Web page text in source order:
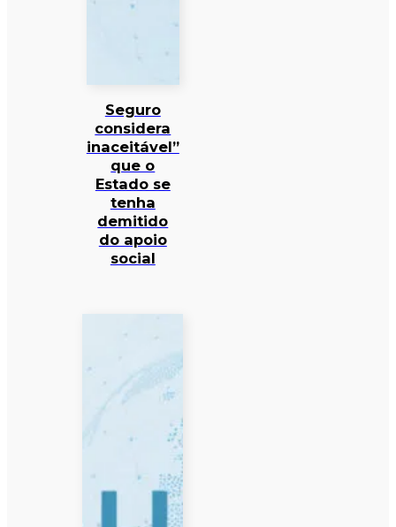
Seguro
considera
inaceitável”
que o
Estado se
tenha
demitido
do apoio
social